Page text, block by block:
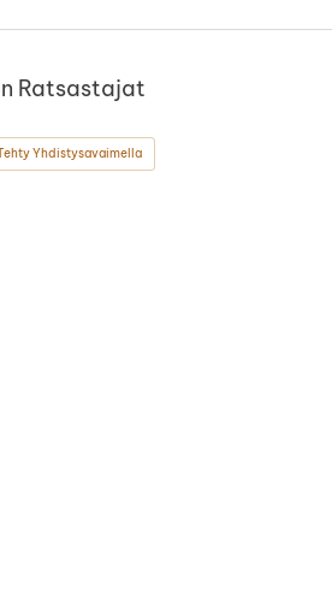
Ratsastajat
Yhdistysavaimella